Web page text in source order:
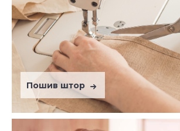
Пошив штор